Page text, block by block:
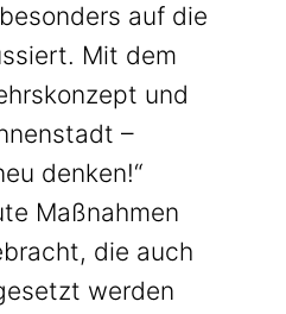
auf die
Mit dem
und
–
denken!“
Maßnahmen
die auch
werden